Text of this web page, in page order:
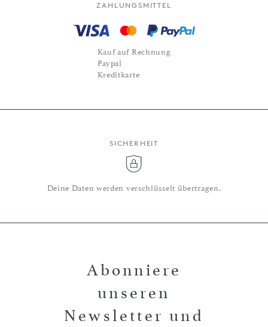
ZAHLUNGSMITTEL
Kauf auf Rechnung
Paypal
Kreditkarte
SICHERHEIT
Deine Daten werden verschlüsselt übertragen.
Abonniere
unseren
Newsletter und